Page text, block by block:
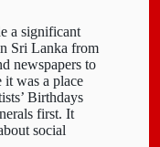
a significant
Sri Lanka from
newspapers to
it was a place
Birthdays
first. It
social